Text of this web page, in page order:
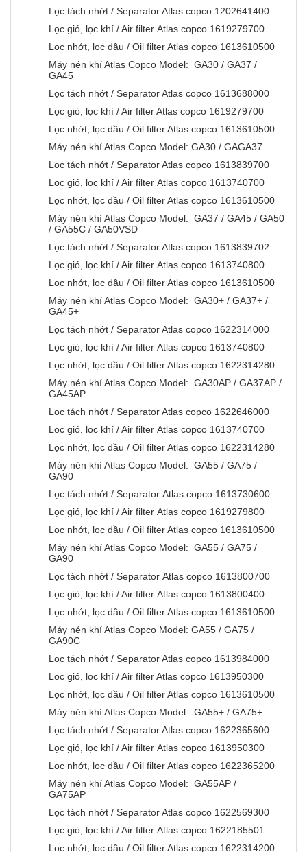
Lọc tách nhớt / Separator Atlas copco 1202641400
Lọc gió, lọc khí / Air filter Atlas copco 1619279700
Lọc nhớt, lọc dầu / Oil filter Atlas copco 1613610500
Máy nén khí Atlas Copco Model: GA30 / GA37 /
GA45
Lọc tách nhớt / Separator Atlas copco 1613688000
Lọc gió, lọc khí / Air filter Atlas copco 1619279700
Lọc nhớt, lọc dầu / Oil filter Atlas copco 1613610500
Máy nén khí Atlas Copco Model: GA30 / GAGA37
Lọc tách nhớt / Separator Atlas copco 1613839700
Lọc gió, lọc khí / Air filter Atlas copco 1613740700
Lọc nhớt, lọc dầu / Oil filter Atlas copco 1613610500
Máy nén khí Atlas Copco Model: GA37 / GA45 / GA50
/ GA55C / GA50VSD
Lọc tách nhớt / Separator Atlas copco 1613839702
Lọc gió, lọc khí / Air filter Atlas copco 1613740800
Lọc nhớt, lọc dầu / Oil filter Atlas copco 1613610500
Máy nén khí Atlas Copco Model: GA30+ / GA37+ /
GA45+
Lọc tách nhớt / Separator Atlas copco 1622314000
Lọc gió, lọc khí / Air filter Atlas copco 1613740800
Lọc nhớt, lọc dầu / Oil filter Atlas copco 1622314280
Máy nén khí Atlas Copco Model: GA30AP / GA37AP /
GA45AP
Lọc tách nhớt / Separator Atlas copco 1622646000
Lọc gió, lọc khí / Air filter Atlas copco 1613740700
Lọc nhớt, lọc dầu / Oil filter Atlas copco 1622314280
Máy nén khí Atlas Copco Model: GA55 / GA75 /
GA90
Lọc tách nhớt / Separator Atlas copco 1613730600
Lọc gió, lọc khí / Air filter Atlas copco 1619279800
Lọc nhớt, lọc dầu / Oil filter Atlas copco 1613610500
Máy nén khí Atlas Copco Model: GA55 / GA75 /
GA90
Lọc tách nhớt / Separator Atlas copco 1613800700
Lọc gió, lọc khí / Air filter Atlas copco 1613800400
Lọc nhớt, lọc dầu / Oil filter Atlas copco 1613610500
Máy nén khí Atlas Copco Model: GA55 / GA75 /
GA90C
Lọc tách nhớt / Separator Atlas copco 1613984000
Lọc gió, lọc khí / Air filter Atlas copco 1613950300
Lọc nhớt, lọc dầu / Oil filter Atlas copco 1613610500
Máy nén khí Atlas Copco Model: GA55+ / GA75+
Lọc tách nhớt / Separator Atlas copco 1622365600
Lọc gió, lọc khí / Air filter Atlas copco 1613950300
Lọc nhớt, lọc dầu / Oil filter Atlas copco 1622365200
Máy nén khí Atlas Copco Model: GA55AP /
GA75AP
Lọc tách nhớt / Separator Atlas copco 1622569300
Lọc gió, lọc khí / Air filter Atlas copco 1622185501
Lọc nhớt, lọc dầu / Oil filter Atlas copco 1622314200